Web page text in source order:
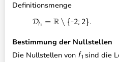
Definitionsmenge
Bestimmung der Nullstellen
Die Nullstellen von
sind die